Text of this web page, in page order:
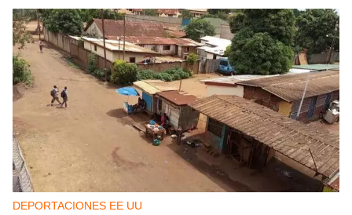
DEPORTACIONES EE UU